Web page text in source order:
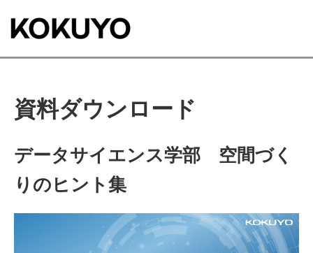
資料ダウンロード
データサイエンス学部 空間づく
りのヒント集